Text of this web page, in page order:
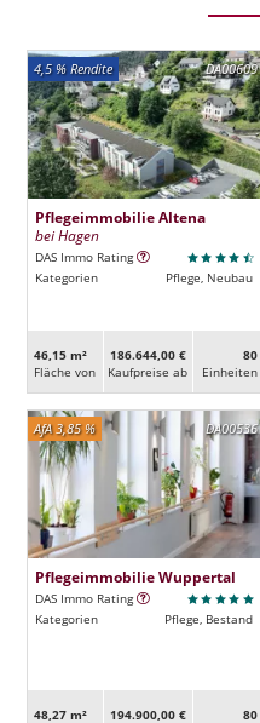
DA00609
4,5 % Rendite
Pflegeimmobilie Altena
bei Hagen
DAS Immo Rating
Kategorien
Pflege, Neubau
46,15 m²
Fläche von
186.644,00 €
Kaufpreise ab
80
Ein­heiten
DA00536
AfA 3,85 %
Pflegeimmobilie Wuppertal
DAS Immo Rating
Kategorien
Pflege, Bestand
48,27 m²
194.900,00 €
80